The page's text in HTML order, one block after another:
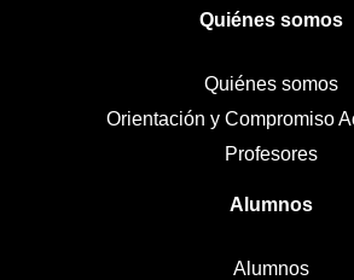
Quiénes somos
Quiénes somos
Orientación y Compromiso
Profesores
Alumnos
Alumnos